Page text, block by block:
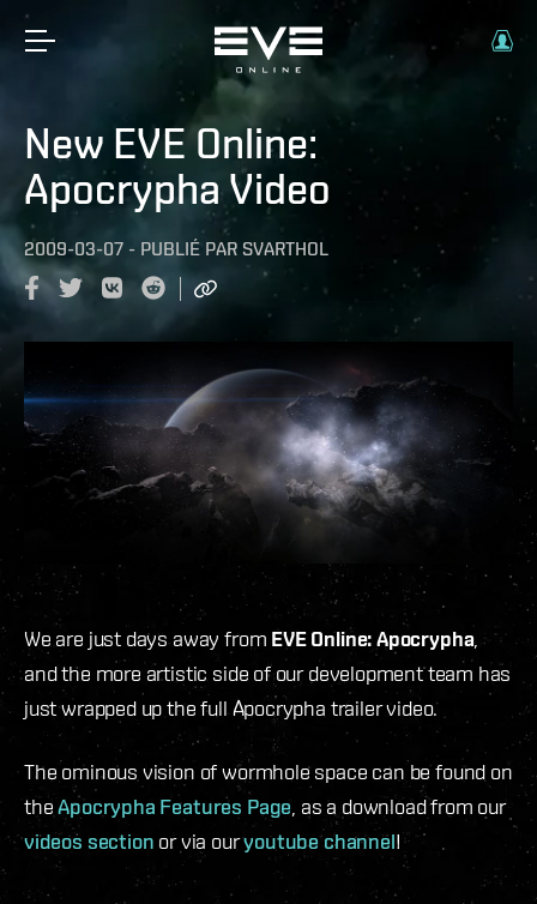
New EVE Online:
Apocrypha Video
2009-03-07 - PUBLIÉ PAR SVARTHOL
We are just days away from EVE Online: Apocrypha,
and the more artistic side of our development team has
just wrapped up the full Apocrypha trailer video.
The ominous vision of wormhole space can be found on
theApocrypha Features Page, as a download from our
videos section or via ouryoutube channel!